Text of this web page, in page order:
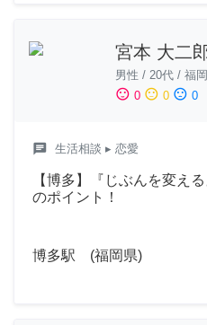
宮本 大二
男性 / 20代 / 福
sentiment_satisfied 0 sentiment_neutral 0 sentiment_dissatisfied 0
chat 生活相談 ▸ 恋愛
【博多】『じぶんを変え
のポイント！
博多駅 (福岡県)